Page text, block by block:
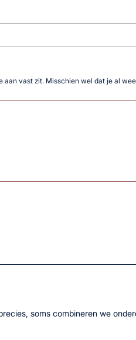
vast zit. Misschien wel dat je al
soms combineren we